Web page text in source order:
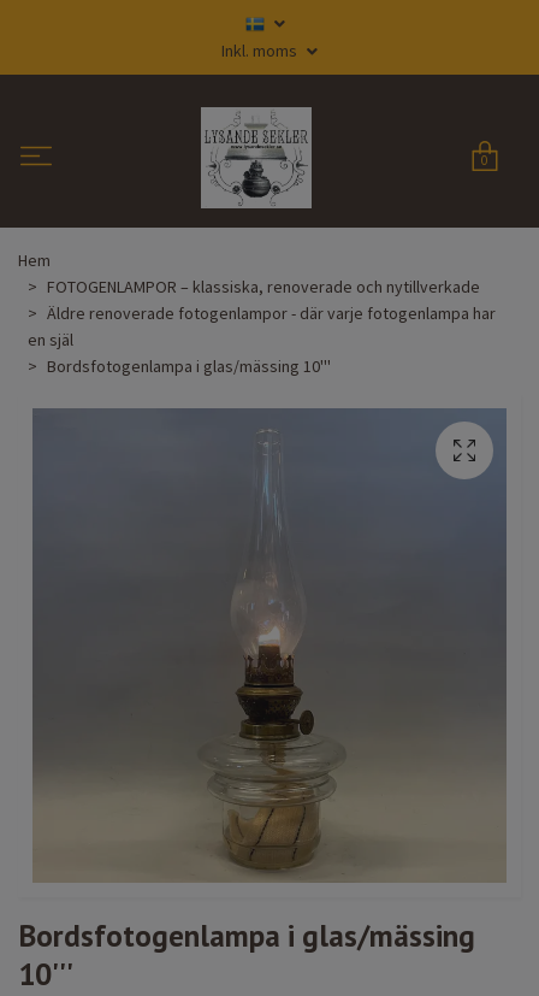
Inkl. moms
0
Hem
FOTOGENLAMPOR – klassiska, renoverade och nytillverkade
Äldre renoverade fotogenlampor - där varje fotogenlampa har
en själ
Bordsfotogenlampa i glas/mässing 10'''
Bordsfotogenlampa i glas/mässing
10'''